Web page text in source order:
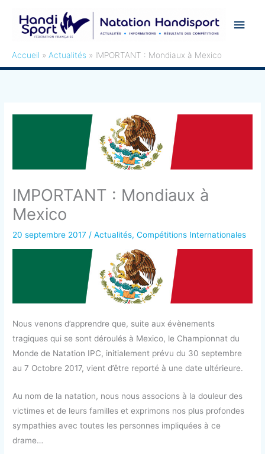
contenu
Accueil Actualités IMPORTANT : Mondiaux à Mexico
IMPORTANT : Mondiaux à
Mexico
20 septembre 2017 /Actualités,Compétitions Internationales
Nous venons d’apprendre que, suite aux évènements
tragiques qui se sont déroulés à Mexico, le Championnat du
Monde de Natation IPC, initialement prévu du 30 septembre
au 7 Octobre 2017, vient d’être reporté à une date ultérieure.
Au nom de la natation, nous nous associons à la douleur des
victimes et de leurs familles et exprimons nos plus profondes
sympathies avec toutes les personnes impliquées à ce
drame…